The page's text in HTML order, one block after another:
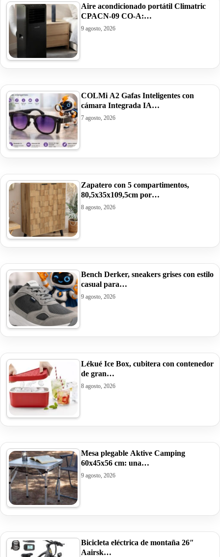
Aire acondicionado portátil Climatric
CPACN-09 CO-A:…
9 agosto, 2026
COLMi A2 Gafas Inteligentes con
cámara Integrada IA…
7 agosto, 2026
Zapatero con 5 compartimentos,
80,5x35x109,5cm por…
8 agosto, 2026
Bench Derker, sneakers grises con estilo
casual para…
9 agosto, 2026
Lékué Ice Box, cubitera con contenedor
de gran…
8 agosto, 2026
Mesa plegable Aktive Camping
60x45x56 cm: una…
9 agosto, 2026
Bicicleta eléctrica de montaña 26″
Aairsk…